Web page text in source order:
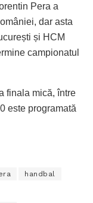
Pera a
dar asta
și HCM
campionatul
finala mică, între
este programată
handbal